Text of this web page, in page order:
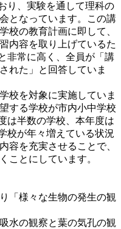
り、実験を通して理科の
となっています。この講
校の教育計画に即して、
内容を取り上げているた
非常に高く、全員が「講
れた」と回答していま
校を対象に実施していま
する学校が市内小中学校
は半数の学校、本年度は
校が年々増えている状況
容を充実させることで、
ことにしています。
「様々な生物の発生の観
水の観察と葉の気孔の観